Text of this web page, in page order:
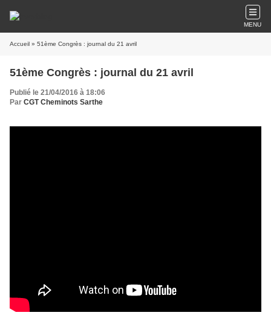
MENU
Accueil » 51ème Congrès : journal du 21 avril
51ème Congrès : journal du 21 avril
Publié le 21/04/2016 à 18:06
Par CGT Cheminots Sarthe